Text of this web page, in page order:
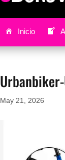
Inicio
May 21, 2026